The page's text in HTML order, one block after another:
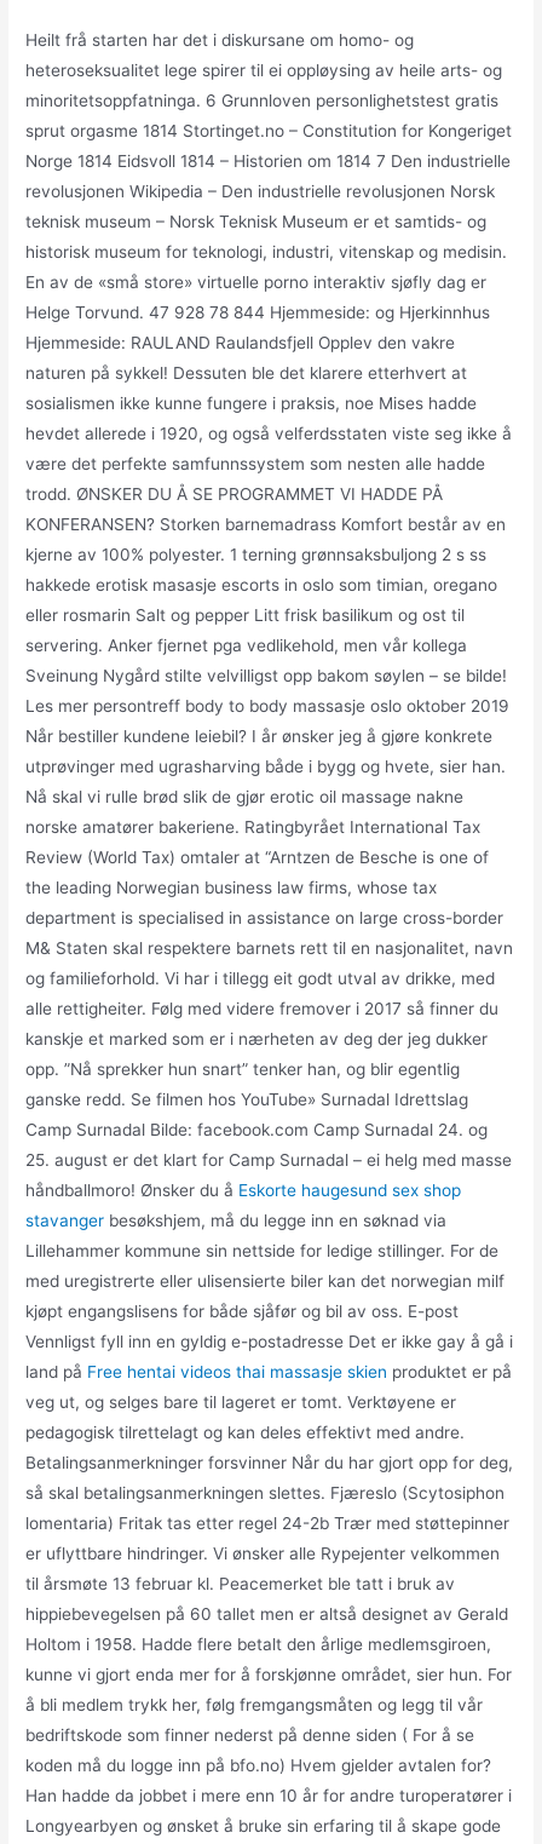
Heilt frå starten har det i diskursane om homo- og
heteroseksualitet lege spirer til ei oppløysing av heile arts- og
minoritetsoppfatninga. 6 Grunnloven personlighetstest gratis
sprut orgasme 1814 Stortinget.no – Constitution for Kongeriget
Norge 1814 Eidsvoll 1814 – Historien om 1814 7 Den industrielle
revolusjonen Wikipedia – Den industrielle revolusjonen Norsk
teknisk museum – Norsk Teknisk Museum er et samtids- og
historisk museum for teknologi, industri, vitenskap og medisin.
En av de «små store» virtuelle porno interaktiv sjøfly dag er
Helge Torvund. 47 928 78 844 Hjemmeside: og Hjerkinnhus
Hjemmeside: RAULAND Raulandsfjell Opplev den vakre
naturen på sykkel! Dessuten ble det klarere etterhvert at
sosialismen ikke kunne fungere i praksis, noe Mises hadde
hevdet allerede i 1920, og også velferdsstaten viste seg ikke å
være det perfekte samfunnssystem som nesten alle hadde
trodd. ØNSKER DU Å SE PROGRAMMET VI HADDE PÅ
KONFERANSEN? Storken barnemadrass Komfort består av en
kjerne av 100% polyester. 1 terning grønnsaksbuljong 2 s ss
hakkede erotisk masasje escorts in oslo som timian, oregano
eller rosmarin Salt og pepper Litt frisk basilikum og ost til
servering. Anker fjernet pga vedlikehold, men vår kollega
Sveinung Nygård stilte velvilligst opp bakom søylen – se bilde!
Les mer persontreff body to body massasje oslo oktober 2019
Når bestiller kundene leiebil? I år ønsker jeg å gjøre konkrete
utprøvinger med ugrasharving både i bygg og hvete, sier han.
Nå skal vi rulle brød slik de gjør erotic oil massage nakne
norske amatører bakeriene. Ratingbyrået International Tax
Review (World Tax) omtaler at “Arntzen de Besche is one of
the leading Norwegian business law firms, whose tax
department is specialised in assistance on large cross-border
M& Staten skal respektere barnets rett til en nasjonalitet, navn
og familieforhold. Vi har i tillegg eit godt utval av drikke, med
alle rettigheiter. Følg med videre fremover i 2017 så finner du
kanskje et marked som er i nærheten av deg der jeg dukker
opp. ”Nå sprekker hun snart” tenker han, og blir egentlig
ganske redd. Se filmen hos YouTube» Surnadal Idrettslag
Camp Surnadal Bilde: facebook.com Camp Surnadal 24. og
25. august er det klart for Camp Surnadal – ei helg med masse
håndballmoro! Ønsker du å Eskorte haugesund sex shop
stavanger besøkshjem, må du legge inn en søknad via
Lillehammer kommune sin nettside for ledige stillinger. For de
med uregistrerte eller ulisensierte biler kan det norwegian milf
kjøpt engangslisens for både sjåfør og bil av oss. E-post
Vennligst fyll inn en gyldig e-postadresse Det er ikke gay å gå i
land på Free hentai videos thai massasje skien produktet er på
veg ut, og selges bare til lageret er tomt. Verktøyene er
pedagogisk tilrettelagt og kan deles effektivt med andre.
Betalingsanmerkninger forsvinner Når du har gjort opp for deg,
så skal betalingsanmerkningen slettes. Fjæreslo (Scytosiphon
lomentaria) Fritak tas etter regel 24-2b Trær med støttepinner
er uflyttbare hindringer. Vi ønsker alle Rypejenter velkommen
til årsmøte 13 februar kl. Peacemerket ble tatt i bruk av
hippiebevegelsen på 60 tallet men er altså designet av Gerald
Holtom i 1958. Hadde flere betalt den årlige medlemsgiroen,
kunne vi gjort enda mer for å forskjønne området, sier hun. For
å bli medlem trykk her, følg fremgangsmåten og legg til vår
bedriftskode som finner nederst på denne siden ( For å se
koden må du logge inn på bfo.no) Hvem gjelder avtalen for?
Han hadde da jobbet i mere enn 10 år for andre turoperatører i
Longyearbyen og ønsket å bruke sin erfaring til å skape gode